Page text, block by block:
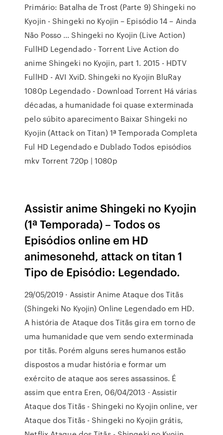
Primário: Batalha de Trost (Parte 9) Shingeki no
Kyojin - Shingeki no Kyojin – Episódio 14 – Ainda
Não Posso … Shingeki no Kyojin (Live Action)
FullHD Legendado - Torrent Live Action do
anime Shingeki no Kyojin, part 1. 2015 - HDTV
FullHD - AVI XviD. Shingeki no Kyojin BluRay
1080p Legendado - Download Torrent Há várias
décadas, a humanidade foi quase exterminada
pelo súbito aparecimento Baixar Shingeki no
Kyojin (Attack on Titan) 1ª Temporada Completa
Ful HD Legendado e Dublado Todos episódios
mkv Torrent 720p | 1080p
Assistir anime Shingeki no Kyojin
(1ª Temporada) – Todos os
Episódios online em HD
animesonehd, attack on titan 1
Tipo de Episódio: Legendado.
29/05/2019 · Assistir Anime Ataque dos Titãs
(Shingeki No Kyojin) Online Legendado em HD.
A história de Ataque dos Titãs gira em torno de
uma humanidade que vem sendo exterminada
por titãs. Porém alguns seres humanos estão
dispostos a mudar história e formar um
exército de ataque aos seres assassinos. É
assim que entra Eren, 06/04/2013 · Assistir
Ataque dos Titãs - Shingeki no Kyojin online, ver
Ataque dos Titãs - Shingeki no Kyojin grátis,